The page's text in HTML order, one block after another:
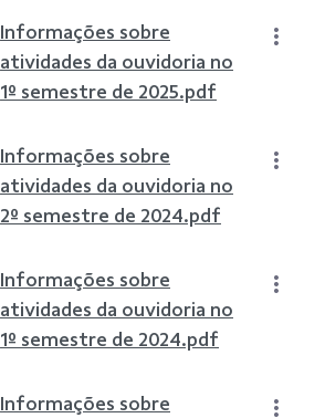
Informações sobre
atividades da ouvidoria no
1º semestre de 2025.pdf
Informações sobre
atividades da ouvidoria no
2º semestre de 2024.pdf
Informações sobre
atividades da ouvidoria no
1º semestre de 2024.pdf
Informações sobre